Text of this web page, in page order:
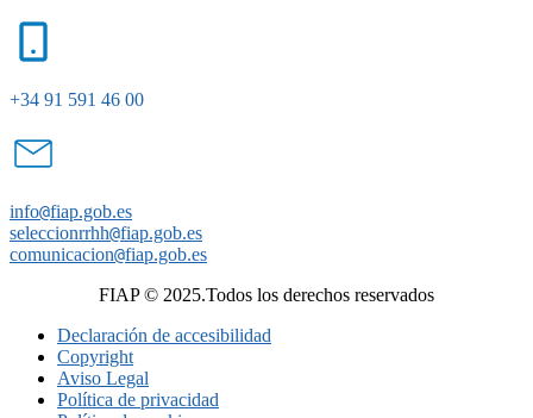
+34 91 591 46 00
info@fiap.gob.es
seleccionrrhh@fiap.gob.es
comunicacion@fiap.gob.es
FIAP © 2025.Todos los derechos reservados
Declaración de accesibilidad
Copyright
Aviso Legal
Política de privacidad